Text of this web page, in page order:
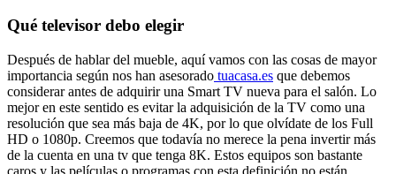
Qué televisor debo elegir
Después de hablar del mueble, aquí vamos con las cosas de mayor
importancia según nos han asesorado tuacasa.es que debemos
considerar antes de adquirir una Smart TV nueva para el salón. Lo
mejor en este sentido es evitar la adquisición de la TV como una
resolución que sea más baja de 4K, por lo que olvídate de los Full
HD o 1080p. Creemos que todavía no merece la pena invertir más
de la cuenta en una tv que tenga 8K. Estos equipos son bastante
caros y las películas o programas con esta definición no están